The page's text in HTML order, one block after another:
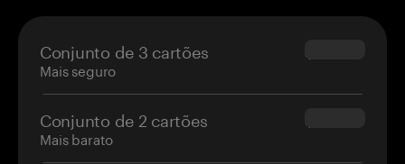
Conjunto de 3 cartões
Mais seguro
$69.90
Conjunto de 2 cartões
Mais barato
$54.90